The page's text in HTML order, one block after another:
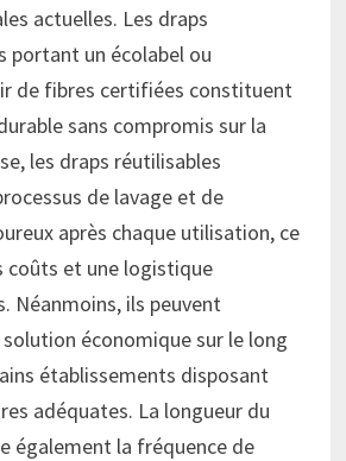
actuelles. Les draps
portant un écolabel ou
de fibres certifiées constituent
sans compromis sur la
les draps réutilisables
de lavage et de
après chaque utilisation, ce
coûts et une logistique
Néanmoins, ils peuvent
économique sur le long
établissements disposant
adéquates. La longueur du
également la fréquence de